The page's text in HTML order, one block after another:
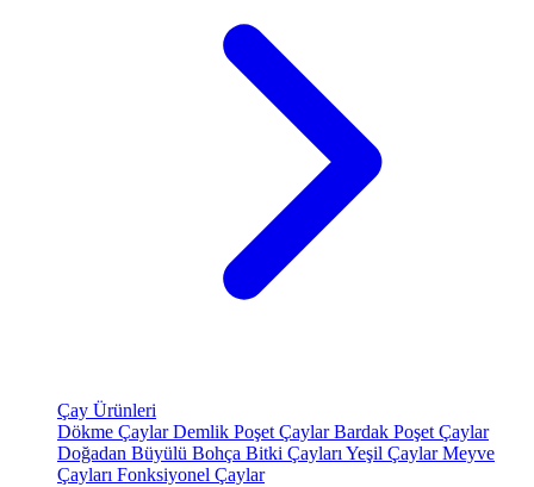
Çay Ürünleri
Dökme ÇaylarDemlik Poşet ÇaylarBardak Poşet Çaylar
Doğadan Büyülü Bohça Bitki Çayları Yeşil ÇaylarMeyve
Çayları Fonksiyonel Çaylar